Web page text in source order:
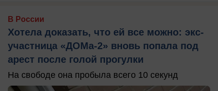
В России
Хотела доказать, что ей все можно: экс-
участница «ДОМа-2» вновь попала под
арест после голой прогулки
На свободе она пробыла всего 10 секунд